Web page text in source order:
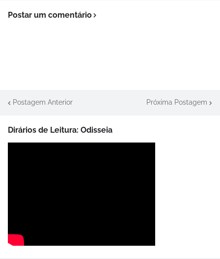
Postar um comentário
Postagem Anterior Próxima Postagem
Dirários de Leitura: Odisseia